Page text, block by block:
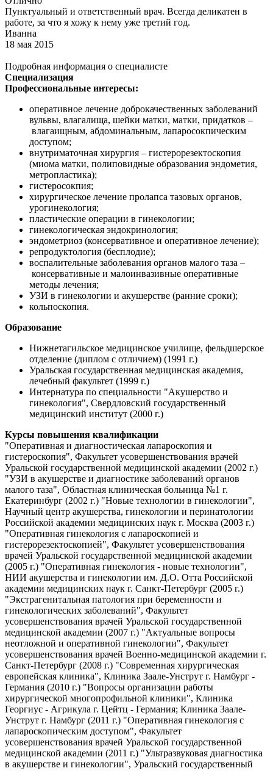
Пунктуальный и ответственный врач. Всегда деликатен в
работе, за что я хожу к нему уже третий год.
Иванна
18 мая 2015
Подробная информация о специалисте
Специализация
Профессиональные интересы:
оперативное лечение доброкачественных заболеваний
вульвы, влагалища, шейки матки, матки, придатков –
влагаищным, абдоминальным, лапаросокпическим
доступом;
внутриматочная хирургия – гистерорезектоскопия
(миома матки, полиповидные образования эндометия,
метропластика);
гистеросокпия;
хирургическое лечение пролапса тазовых органов,
урогинекология;
пластические операции в гинекологии;
гинекологическая эндокринология;
эндометриоз (консервативное и оперативное лечение);
репродуктология (бесплодие);
воспалительные заболевания органов малого таза –
консервативные и малоинвазивные оперативные
методы лечения;
УЗИ в гинекологии и акушерстве (ранние сроки);
кольпоскопия.
Образование
Нижнетагильское медицинское училище, фельдшерское
отделение (диплом с отличием) (1991 г.)
Уральская государственная медицинская академия,
лечебный факультет (1999 г.)
Интернатура по специальности "Акушерство и
гинекология", Свердловский государственный
медицинский институт (2000 г.)
Курсы повышения квалификации
"Оперативная и диагностическая лапароскопия и
гистероскопия", Факультет усовершенствования врачей
Уральской государственной медицинской академии (2002 г.)
"УЗИ в акушерстве и диагностике заболеваний органов
малого таза", Областная клиническая больница №1 г.
Екатеринбург (2002 г.) "Новые технологии в гинекологии",
Научный центр акушерства, гинекологии и перинатологии
Российской академии медицинских наук г. Москва (2003 г.)
"Оперативная гинекология с лапароскопией и
гистерорезектоскопией", Факультет усовершенствования
врачей Уральской государственной медицинской академии
(2005 г.) "Оперативная гинекология - новые технологии",
НИИ акушерства и гинекологии им. Д.О. Отта Российской
академии медицинских наук г. Санкт-Петербург (2005 г.)
"Экстрагенитальная патология при беременности и
гинекологических заболеваний", Факультет
усовершенствования врачей Уральской государственной
медицинской академии (2007 г.) "Актуальные вопросы
неотложной и оперативной гинекологии", Факультет
усовершенствования врачей Военно-медицинской академии г.
Санкт-Петербург (2008 г.) "Современная хирургическая
европейская клиника", Клиника Заале-Унструт г. Намбург -
Германия (2010 г.) "Вопросы организации работы
хирургической многопрофильной клиники", Клиника
Георгиус - Агрикула г. Цейтц - Германия; Клиника Заале-
Унструт г. Намбург (2011 г.) "Оперативная гинекология с
лапароскопическим доступом", Факультет
усовершенствования врачей Уральской государственной
медицинской академии (2011 г.) "Ультразвуковая диагностика
в акушерстве и гинекологии", Уральский государственный